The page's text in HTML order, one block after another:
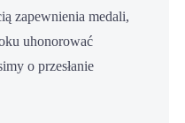
zapewnienia medali,
uhonorować
o przesłanie